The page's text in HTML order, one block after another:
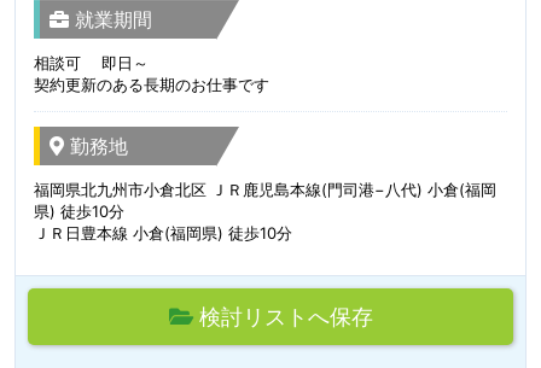
就業期間
相談可 即日～
契約更新のある長期のお仕事です
勤務地
福岡県北九州市小倉北区 ＪＲ鹿児島本線(門司港−八代) 小倉(福岡
県) 徒歩10分
ＪＲ日豊本線 小倉(福岡県) 徒歩10分
検討リストへ保存